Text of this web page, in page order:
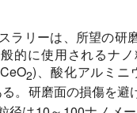
ラリーは、所望の研
的に使用されるナノ
2)、酸化アルミニ
。研磨面の損傷を